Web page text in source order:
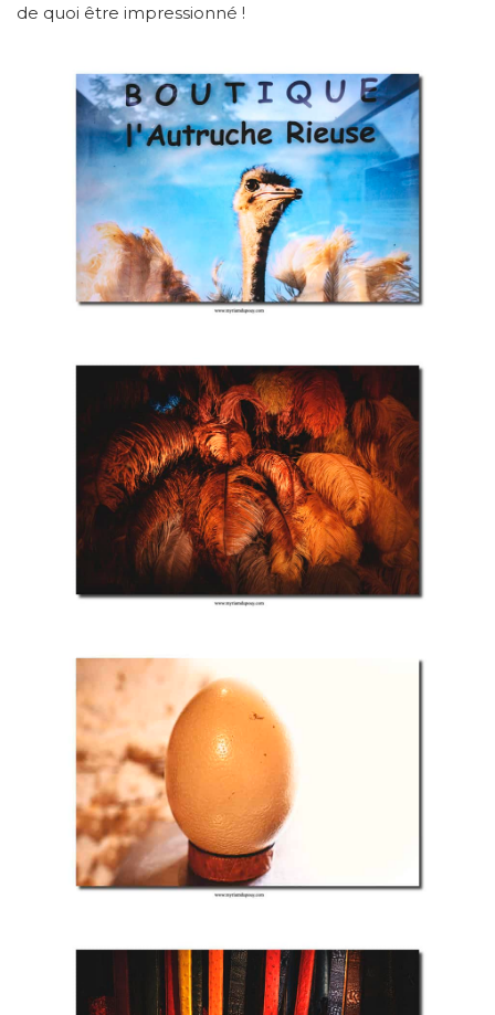
de quoi être impressionné !